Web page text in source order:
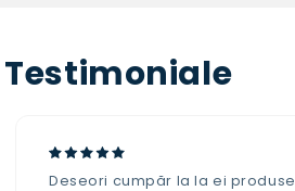
Testimoniale
Deseori cumpăr la la ei